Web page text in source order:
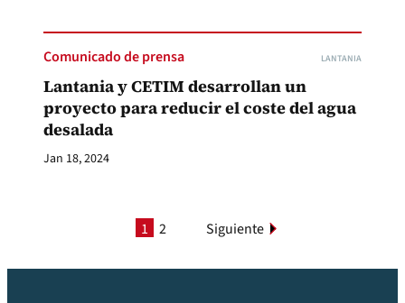
Comunicado de prensa LANTANIA
Lantania y CETIM desarrollan un
proyecto para reducir el coste del agua
desalada
Jan 18, 2024
1 2 Siguiente